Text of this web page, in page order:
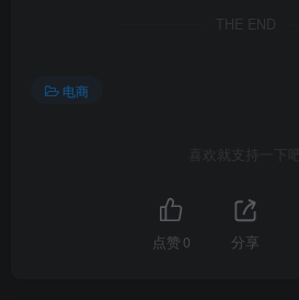
THE END
电商
喜欢就支持一下吧
点赞 0 分享